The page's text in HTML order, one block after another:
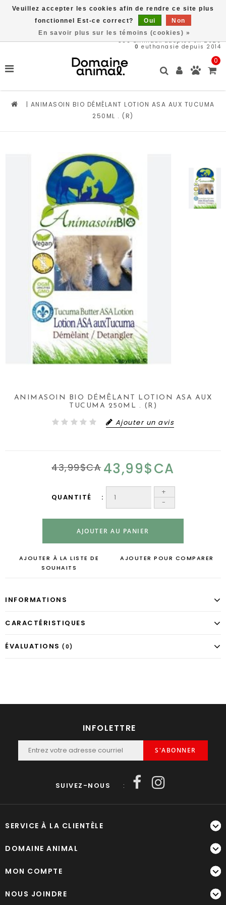
566animaux adoptés en 2026
0 euthanasie depuis 2014
0
| ANIMASOIN BIO DÉMÊLANT LOTION ASA AUX TUCUMA
250ML . (R)
ANIMASOIN BIO DÉMÊLANT LOTION ASA AUX
TUCUMA 250ML . (R)
Ajouter un avis
43,99$CA 43,99$CA
QUANTITÉ
+
-
AJOUTER AU PANIER
AJOUTER À LA LISTE DE
SOUHAITS
AJOUTER POUR COMPARER
INFORMATIONS
CARACTÉRISTIQUES
ÉVALUATIONS (0)
INFOLETTRE
S'ABONNER
SUIVEZ-NOUS :
SERVICE À LA CLIENTÈLE
DOMAINE ANIMAL
MON COMPTE
NOUS JOINDRE
Veuillez accepter les cookies afin de rendre ce site plus
fonctionnel Est-ce correct?
Oui
Non
En savoir plus sur les témoins (cookies) »
Livraison gratuite à partir de 89$*